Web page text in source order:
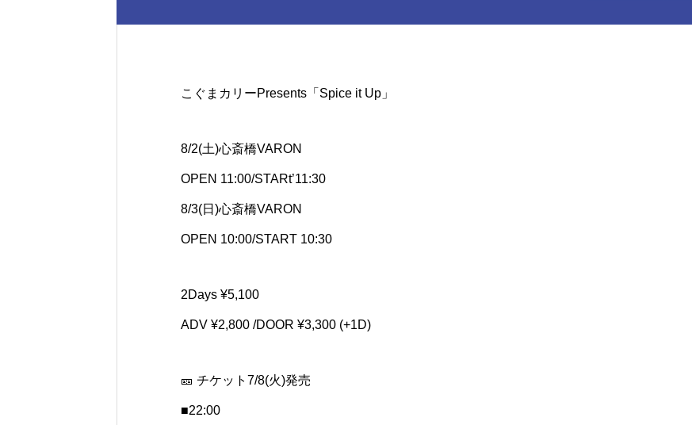
こぐまカリーPresents「Spice it Up」
8/2(土)心斎橋VARON
OPEN 11:00/STARt’11:30
8/3(日)心斎橋VARON
OPEN 10:00/START 10:30
2Days ¥5,100
ADV ¥2,800 /DOOR ¥3,300 (+1D)
🎫 チケット7/8(火)発売
■22:00